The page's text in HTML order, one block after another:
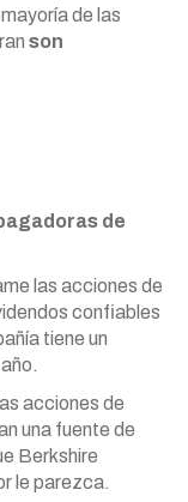
de las
son
de
las acciones de
confiables
tiene un
acciones de
una fuente de
Berkshire
le parezca.